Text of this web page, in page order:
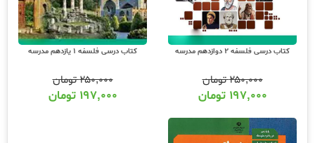
کتاب درسی فلسفه 2 دوازدهم مدرسه
۲۵۰,۰۰۰تومان
۱۹۷,۰۰۰ تومان
کتاب درسی فلسفه 1 یازدهم مدرسه
۲۵۰,۰۰۰تومان
۱۹۷,۰۰۰ تومان